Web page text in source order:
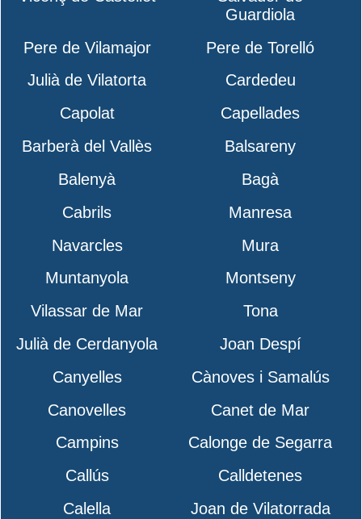
Guardiola
Pere de Vilamajor
Pere de Torelló
Julià de Vilatorta
Cardedeu
Capolat
Capellades
Barberà del Vallès
Balsareny
Balenyà
Bagà
Cabrils
Manresa
Navarcles
Mura
Muntanyola
Montseny
Vilassar de Mar
Tona
Julià de Cerdanyola
Joan Despí
Canyelles
Cànoves i Samalús
Canovelles
Canet de Mar
Campins
Calonge de Segarra
Callús
Calldetenes
Calella
Joan de Vilatorrada